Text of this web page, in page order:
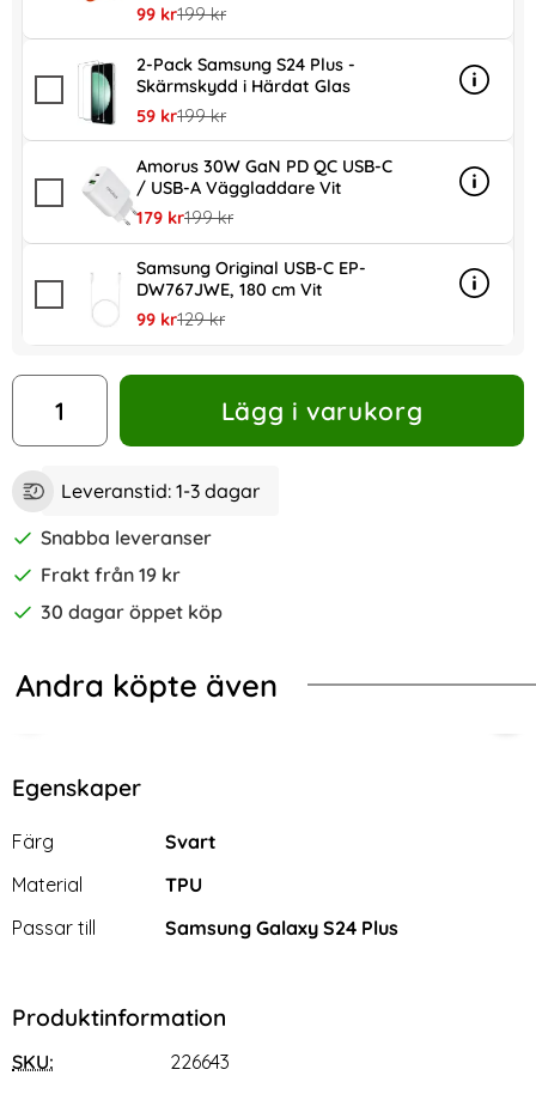
rea pris
99 krtidigare pris
199 kr
2-Pack Samsung S24 Plus -
Skärmskydd i Härdat Glas
rea pris
59 krtidigare pris
199 kr
Info
mer
Amorus 30W GaN PD QC USB-C
/ USB-A Väggladdare Vit
rea pris
179 krtidigare pris
199 kr
Info
mer
Samsung Original USB-C EP-
DW767JWE, 180 cm Vit
rea pris
99 krtidigare pris
129 kr
Info
mer
antal
Lägg i varukorg
Leveranstid: 1-3 dagar
Snabba leveranser
Frakt från 19 kr
30 dagar öppet köp
Andra köpte även
Spetsblomma
Galaxy S24 Plus Fodral Flip Retro Läder Mörk Brun
GKK Galaxy S24 Plus Skal
Egenskaper
Egenskaper/attribut för denna produkt
Attribut
Färg
Svart
Material
TPU
Passar till
Samsung Galaxy S24 Plus
Produktinformation
SKU: 226643